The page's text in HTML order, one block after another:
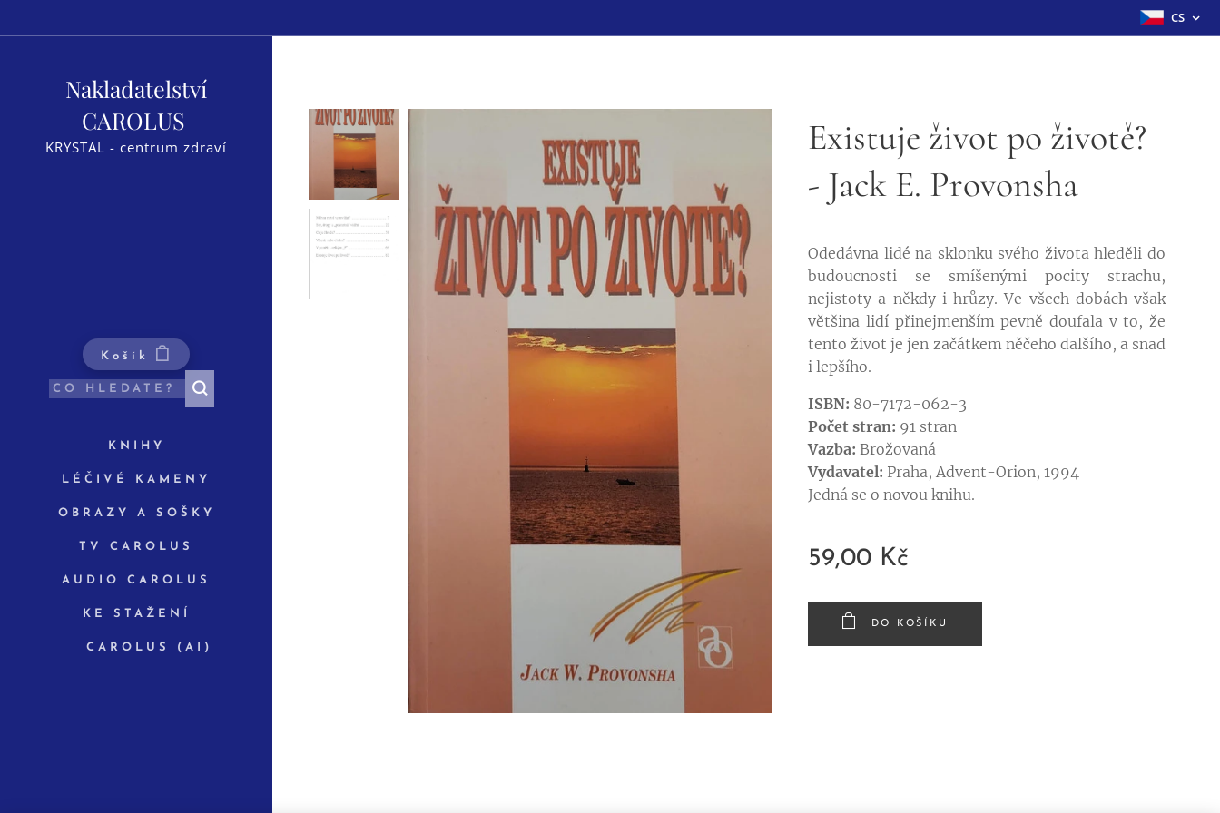
CS
Nakladatelství
CAROLUS
KRYSTAL - centrum zdraví
Košík
KNIHY
LÉČIVÉ KAMENY
OBRAZY A SOŠKY
TV CAROLUS
AUDIO CAROLUS
KE STAŽENÍ
✨ CAROLUS (AI)
Existuje život po životě?
- Jack E. Provonsha
Odedávna lidé na sklonku svého života hleděli do
budoucnosti se smíšenými pocity strachu,
nejistoty a někdy i hrůzy. Ve všech dobách však
většina lidí přinejmenším pevně doufala v to, že
tento život je jen začátkem něčeho dalšího, a snad
i lepšího.
ISBN: 80-7172-062-3
Počet stran: 91 stran
Vazba: Brožovaná
Vydavatel: Praha, Advent-Orion, 1994
Jedná se o novou knihu.
59,00 Kč
DO KOŠÍKU